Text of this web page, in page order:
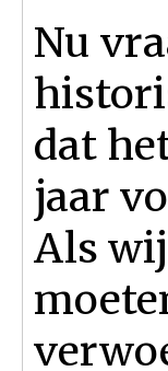
Nu
dat
jaar
Als